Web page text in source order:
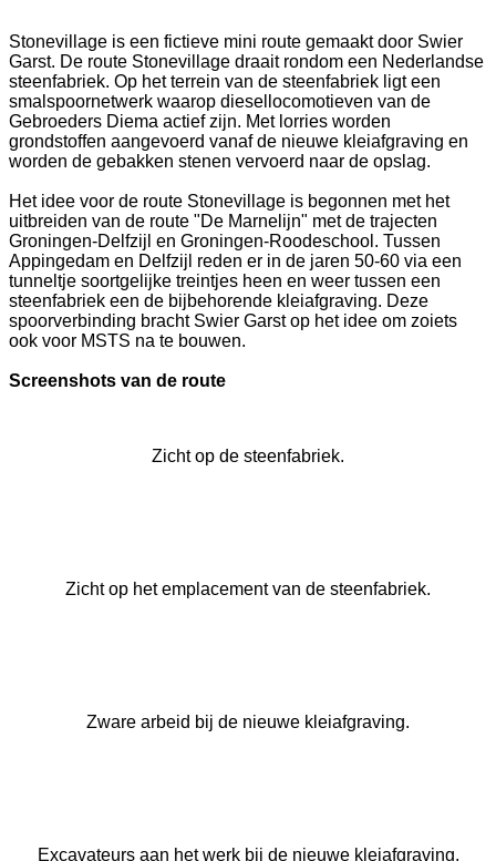
Stonevillage is een fictieve mini route gemaakt door Swier
Garst. De route Stonevillage draait rondom een Nederlandse
steenfabriek. Op het terrein van de steenfabriek ligt een
smalspoornetwerk waarop diesellocomotieven van de
Gebroeders Diema actief zijn. Met lorries worden
grondstoffen aangevoerd vanaf de nieuwe kleiafgraving en
worden de gebakken stenen vervoerd naar de opslag.
Het idee voor de route Stonevillage is begonnen met het
uitbreiden van de route "De Marnelijn" met de trajecten
Groningen-Delfzijl en Groningen-Roodeschool. Tussen
Appingedam en Delfzijl reden er in de jaren 50-60 via een
tunneltje soortgelijke treintjes heen en weer tussen een
steenfabriek een de bijbehorende kleiafgraving. Deze
spoorverbinding bracht Swier Garst op het idee om zoiets
ook voor MSTS na te bouwen.
Screenshots van de route
Zicht op de steenfabriek.
Zicht op het emplacement van de steenfabriek.
Zware arbeid bij de nieuwe kleiafgraving.
Excavateurs aan het werk bij de nieuwe kleiafgraving.